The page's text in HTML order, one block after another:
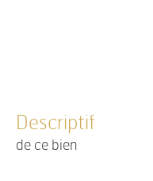
descriptif
de ce bien